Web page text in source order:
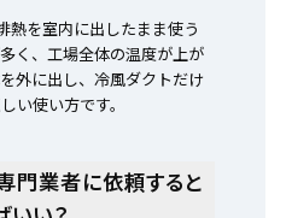
熱を室内に出したまま使う
く、工場全体の温度が上が
外に出し、冷風ダクトだけ
い使い方です。
門業者に依頼すると